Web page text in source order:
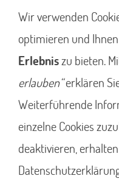
Wir verwenden
optimieren und
Erlebniszu bieten.
erlauben“erklären
Weiterführende
einzelne Cookies
deaktivieren,